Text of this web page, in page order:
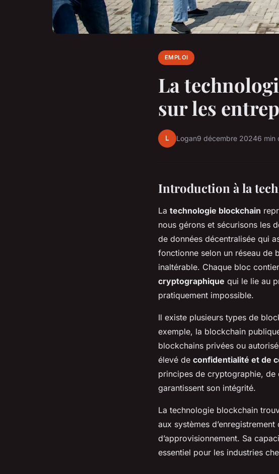
EMPLOI
La
sur les
L Logan9 décembre 20246 min
Introduction à la
La technologie blockchain
nous gérons et sécurisons les
de données décentralisée qui
fonctionne selon un réseau de
inaltérable. Chaque bloc
cryptographique qui le lie au
pratiquement impossible.
Il existe plusieurs types de
exemple, la blockchain
blockchains privées ou
élevé de confidentialité et de
principes de cryptographie, de
garantissent son intégrité.
La technologie blockchain
aux systèmes
d’approvisionnement. Sa
essentiel pour les industries